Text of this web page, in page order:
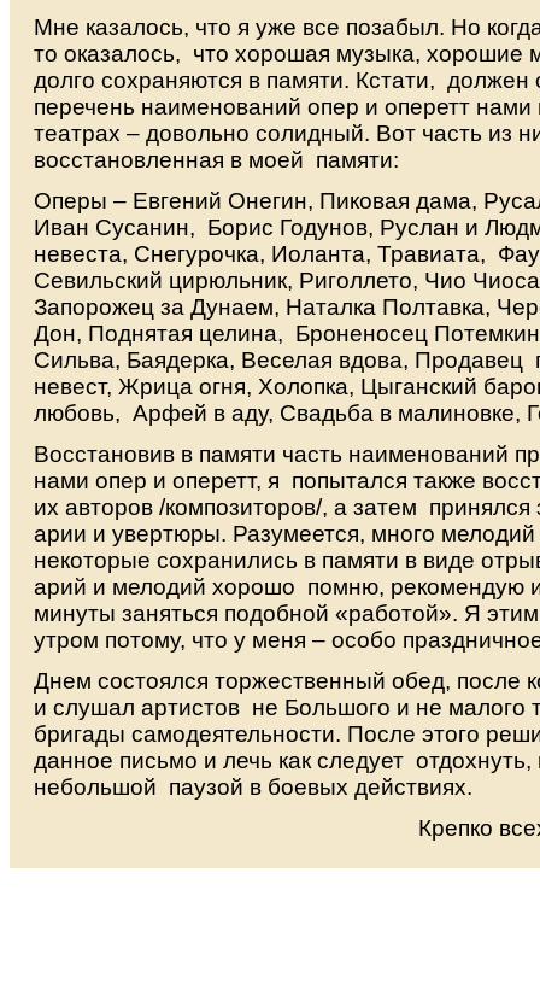
Мне казалось, что я уже все позабыл. Но
то оказалось, что хорошая музыка, хорошие
долго сохраняются в памяти. Кстати, должен
перечень наименований опер и оперетт
театрах – довольно солидный. Вот часть из
восстановленная в моей памяти:
Оперы – Евгений Онегин, Пиковая дама,
Иван Сусанин, Борис Годунов, Руслан и
невеста, Снегурочка, Иоланта, Травиата,
Севильский цирюльник, Риголлето, Чио
Запорожец за Дунаем, Наталка Полтавка,
Дон, Поднятая целина, Броненосец
Сильва, Баядерка, Веселая вдова, Продавец
невест, Жрица огня, Холопка, Цыганский
любовь, Арфей в аду, Свадьба в малиновке,
Восстановив в памяти часть наименований
нами опер и оперетт, я попытался также
их авторов /композиторов/, а затем принялся
арии и увертюры. Разумеется, много
некоторые сохранились в памяти в виде
арий и мелодий хорошо помню, рекомендую
минуты заняться подобной «работой». Я
утром потому, что у меня – особо
Днем состоялся торжественный обед, после
и слушал артистов не Большого и не малого
бригады самодеятельности. После этого
данное письмо и лечь как следует отдохнуть,
небольшой паузой в боевых действиях.
Крепко